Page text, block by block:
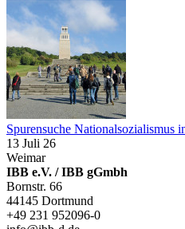
Spurensuche Nationalsozialismus
13 Juli 26
Weimar
IBB e.V. / IBB gGmbh
Bornstr. 66
44145 Dortmund
+49 231 952096-0